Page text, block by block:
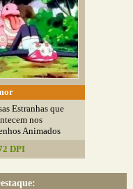
Estranhas que
nos
Animados
DPI